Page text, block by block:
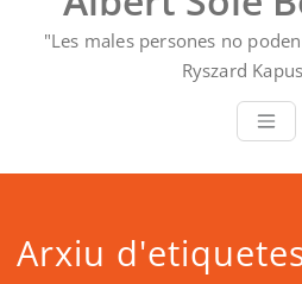
"Les males persones no
Ryszard
Arxiu